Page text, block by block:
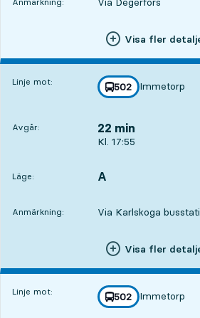
Visa fler
Linje mot: linje
502
mot
Immetorp
,
Avgår: 22 min
Avgår, Kl. 17:55, om
Kl. 17:55
Läge:
LÄGE, A
,
Anmärkning: Via Karlskoga
Visa fler
Linje mot: linje
502
mot
Immetorp
,